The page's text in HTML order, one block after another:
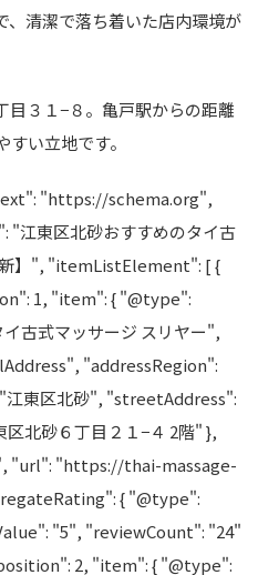
、清潔で落ち着いた店内環境が
目３１−８。亀戸駅からの距離
い立地です。
"https://schema.org",
東区北砂おすすめのタイ古
新】", "itemListElement": [ {
1, "item": { "@type":
古式マッサージ スリヤー",
"addressRegion":
東区北砂", "streetAddress":
北砂６丁目２１−４ 2階" },
"url": "https://thai-massage-
{ "@type":
"5", "reviewCount": "24"
2, "item": { "@type":